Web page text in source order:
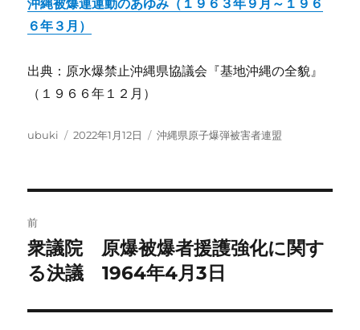
沖縄被爆連運動のあゆみ（１９６３年９月～１９６
６年３月）
出典：原水爆禁止沖縄県協議会『基地沖縄の全貌』
（１９６６年１２月）
投
ubuki
投
2022年1月12日
カ
沖縄県原子爆弾被害者連盟
稿
ナ
ビ
前
前
の
稿:
衆議院 原爆被爆者援護強化に関す
る決議 1964年4月3日